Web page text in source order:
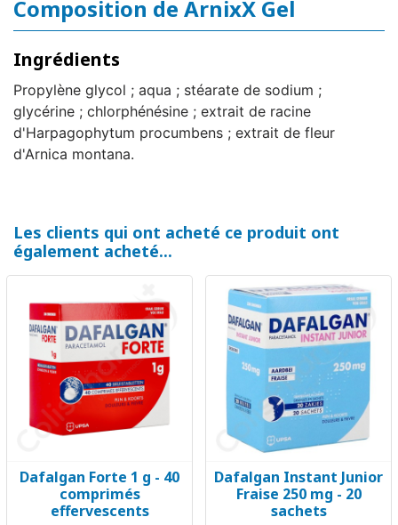
Composition de ArnixX Gel
Ingrédients
Propylène glycol ; aqua ; stéarate de sodium ;
glycérine ; chlorphénésine ; extrait de racine
d'Harpagophytum procumbens ; extrait de fleur
d'Arnica montana.
Les clients qui ont acheté ce produit ont
également acheté...
Dafalgan Forte 1 g - 40
comprimés
effervescents
Dafalgan Instant Junior
Fraise 250 mg - 20
sachets